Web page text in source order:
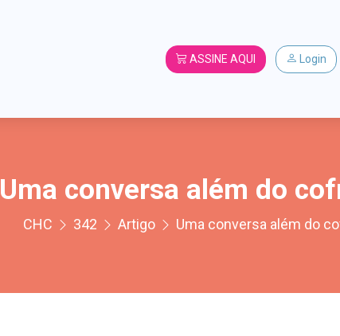
ASSINE AQUI Login
Uma conversa além do
CHC 342 Artigo Uma conversa além do